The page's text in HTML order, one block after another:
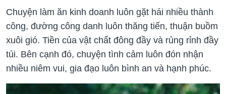
Chuyện làm ăn kinh doanh luôn gặt hái nhiều thành
công, đường công danh luôn thăng tiến, thuận buồm
xuôi gió. Tiền của vật chất đông đầy và rủng rỉnh đầy
túi. Bên cạnh đó, chuyện tình cảm luôn đón nhận
nhiều niêm vui, gia đạo luôn bình an và hạnh phúc.